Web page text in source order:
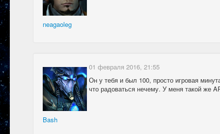
neagaoleg
Bash
01 февраля 2016, 21:55
Он у тебя и был 100, просто игровая
что радоваться нечему. У меня такой же